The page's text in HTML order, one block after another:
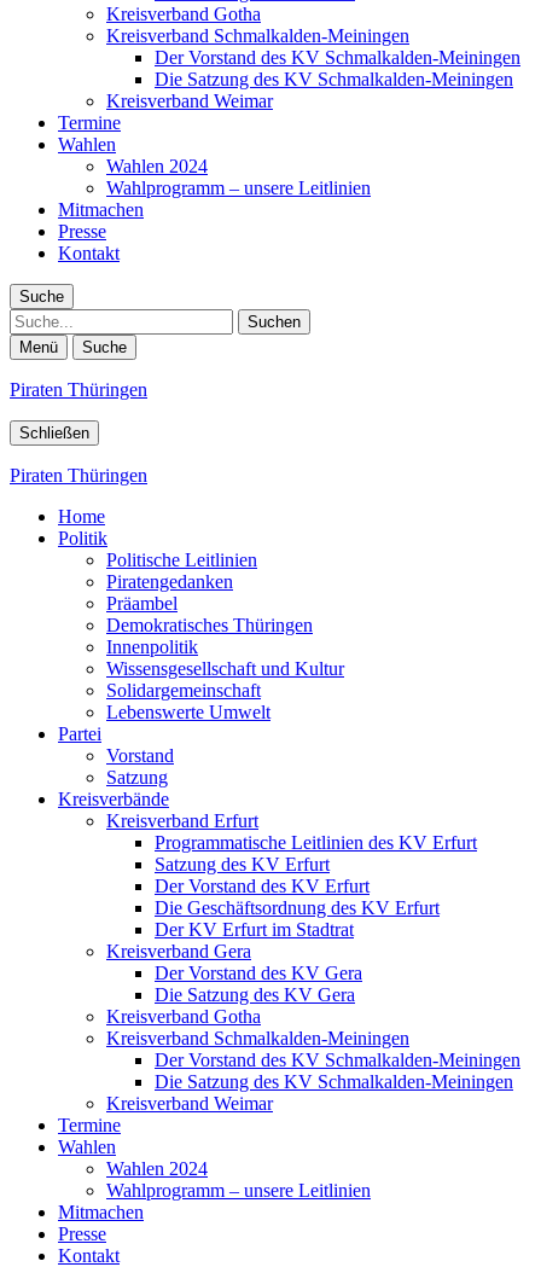
Kreisverband Gotha
Kreisverband Schmalkalden-Meiningen
Der Vorstand des KV Schmalkalden-Meiningen
Die Satzung des KV Schmalkalden-Meiningen
Kreisverband Weimar
Termine
Wahlen
Wahlen 2024
Wahlprogramm – unsere Leitlinien
Mitmachen
Presse
Kontakt
Suche
Suche
Menü Suche
Piraten Thüringen
Schließen
Piraten Thüringen
Home
Politik
Politische Leitlinien
Piratengedanken
Präambel
Demokratisches Thüringen
Innenpolitik
Wissensgesellschaft und Kultur
Solidargemeinschaft
Lebenswerte Umwelt
Partei
Vorstand
Satzung
Kreisverbände
Kreisverband Erfurt
Programmatische Leitlinien des KV Erfurt
Satzung des KV Erfurt
Der Vorstand des KV Erfurt
Die Geschäftsordnung des KV Erfurt
Der KV Erfurt im Stadtrat
Kreisverband Gera
Der Vorstand des KV Gera
Die Satzung des KV Gera
Kreisverband Gotha
Kreisverband Schmalkalden-Meiningen
Der Vorstand des KV Schmalkalden-Meiningen
Die Satzung des KV Schmalkalden-Meiningen
Kreisverband Weimar
Termine
Wahlen
Wahlen 2024
Wahlprogramm – unsere Leitlinien
Mitmachen
Presse
Kontakt